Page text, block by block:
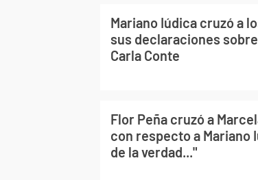
Mariano Iúdica cruzó a
sus declaraciones
Carla Conte
Flor Peña cruzó a
con respecto a Mariano
de la verdad..."